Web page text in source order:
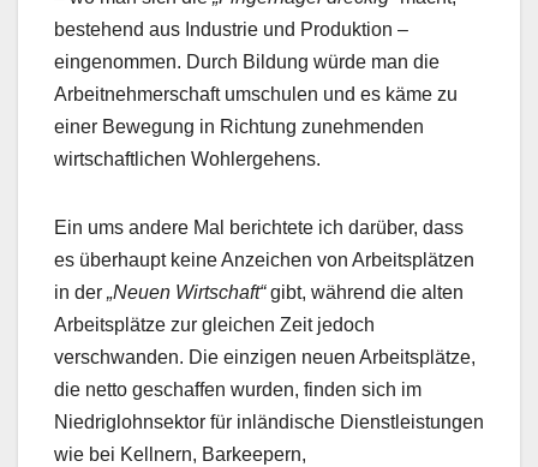
bestehend aus Industrie und Produktion –
eingenommen. Durch Bildung würde man die
Arbeitnehmerschaft umschulen und es käme zu
einer Bewegung in Richtung zunehmenden
wirtschaftlichen Wohlergehens.
Ein ums andere Mal berichtete ich darüber, dass
es überhaupt keine Anzeichen von Arbeitsplätzen
in der „Neuen Wirtschaft“gibt, während die alten
Arbeitsplätze zur gleichen Zeit jedoch
verschwanden. Die einzigen neuen Arbeitsplätze,
die netto geschaffen wurden, finden sich im
Niedriglohnsektor für inländische Dienstleistungen
wie bei Kellnern, Barkeepern,